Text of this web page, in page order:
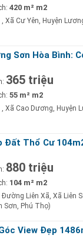
420 m² m2
, Xã Cư Yên, Huyện
Sơn Hòa Bình:
365 triệu
55 m² m2
, Xã Cao Dương, Huyện
Đất Thổ Cư
880 triệu
104 m² m2
Đường Liên Xã, Xã Liên
Sơn, Phú Thọ)
View Đẹp